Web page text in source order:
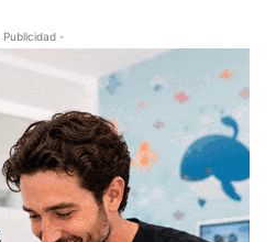
Publicidad -